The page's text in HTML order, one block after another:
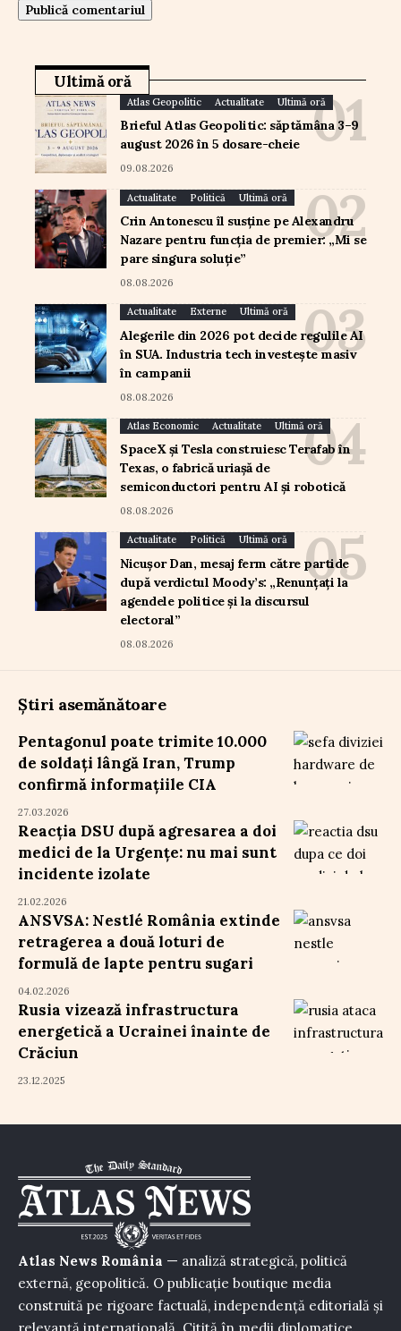
Ultimă oră
Atlas Geopolitic Actualitate Ultimă oră
Brieful Atlas Geopolitic: săptămâna 3–9
august 2026 în 5 dosare-cheie
09.08.2026
Actualitate Politică Ultimă oră
Crin Antonescu îl susține pe Alexandru
Nazare pentru funcția de premier: „Mi se
pare singura soluție”
08.08.2026
Actualitate Externe Ultimă oră
Alegerile din 2026 pot decide regulile AI
în SUA. Industria tech investește masiv
în campanii
08.08.2026
Atlas Economic Actualitate Ultimă oră
SpaceX și Tesla construiesc Terafab în
Texas, o fabrică uriașă de
semiconductori pentru AI și robotică
08.08.2026
Actualitate Politică Ultimă oră
Nicușor Dan, mesaj ferm către partide
după verdictul Moody’s: „Renunțați la
agendele politice și la discursul
electoral”
08.08.2026
Știri asemănătoare
Pentagonul poate trimite 10.000
de soldați lângă Iran, Trump
confirmă informațiile CIA
27.03.2026
Reacția DSU după agresarea a doi
medici de la Urgențe: nu mai sunt
incidente izolate
21.02.2026
ANSVSA: Nestlé România extinde
retragerea a două loturi de
formulă de lapte pentru sugari
04.02.2026
Rusia vizează infrastructura
energetică a Ucrainei înainte de
Crăciun
23.12.2025
Atlas News România — analiză strategică, politică
externă, geopolitică. O publicație boutique media
construită pe rigoare factuală, independență editorială și